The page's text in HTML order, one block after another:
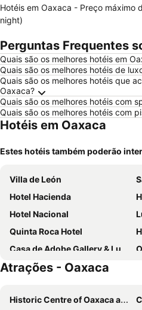
Hotéis em Oaxaca - Preço máximo
night)
Perguntas Frequentes
Quais são os melhores hotéis em
Quais são os melhores hotéis de
Quais são os melhores hotéis que
Oaxaca?
Quais são os melhores hotéis com
Quais são os melhores hotéis com
Hotéis em Oaxaca
Estes hotéis também poderão
Villa de León
Hotel Hacienda
Hotel Nacional
Quinta Roca Hotel
Casa de Adobe Gallery & Luxury Boutique
Hotel Victoria Oaxaca
Holiday Inn Express Oaxaca-centro Historico By Ihg
Atrações - Oaxaca
Historic Centre of Oaxaca and Archaeological Site of Monte Albán